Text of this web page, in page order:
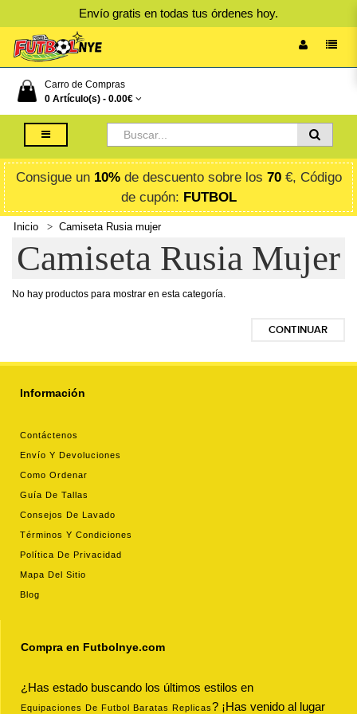
Envío gratis en todas tus órdenes hoy.
Carro de Compras
0 Artículo(s) - 0.00€
Consigue un 10%de descuento sobre los 70€, Código
de cupón: FUTBOL
Inicio Camiseta Rusia mujer
Camiseta Rusia Mujer
No hay productos para mostrar en esta categoría.
CONTINUAR
Información
Contáctenos
Envío Y Devoluciones
Como Ordenar
Guía De Tallas
Consejos De Lavado
Términos Y Condiciones
Política De Privacidad
Mapa Del Sitio
Blog
Compra en Futbolnye.com
¿Has estado buscando los últimos estilos en
Equipaciones De Futbol Baratas Replicas? ¡Has venido al lugar